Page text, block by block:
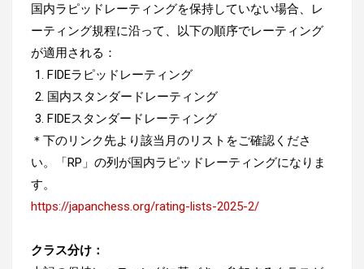
国内ラピッドレーティングを保持していない場合、レ
ーティング規程に沿って、以下の順序でレーティング
が適用される：
FIDEラピッドレーティング
国内スタンダードレーティング
FIDEスタンダードレーティング
＊下のリンク先より該当月のリストをご確認くださ
い。「RP」の列が国内ラピッドレーティングになりま
す。
https://japanchess.org/rating-lists-2025-2/
クラス分け：